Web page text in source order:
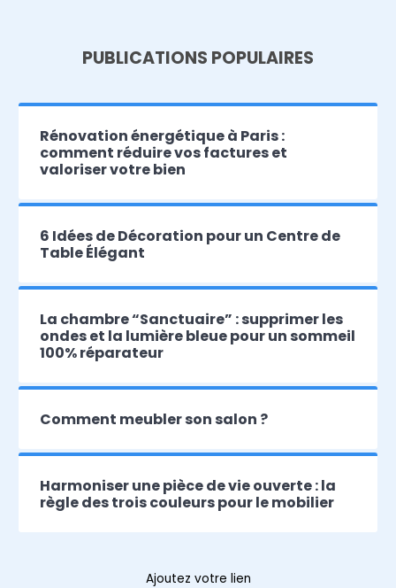
PUBLICATIONS POPULAIRES
Rénovation énergétique à Paris :
comment réduire vos factures et
valoriser votre bien
6 Idées de Décoration pour un Centre de
Table Élégant
La chambre “Sanctuaire” : supprimer les
ondes et la lumière bleue pour un sommeil
100% réparateur
Comment meubler son salon ?
Harmoniser une pièce de vie ouverte : la
règle des trois couleurs pour le mobilier
Ajoutez votre lien